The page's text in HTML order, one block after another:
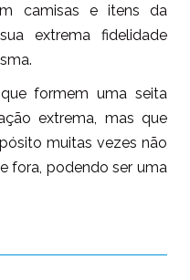
camisas e itens da
extrema fidelidade
formem uma seita
extrema, mas que
muitas vezes não
fora, podendo ser uma